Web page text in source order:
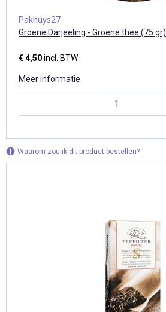
Pakhuys27
Groene Darjeeling - Groene thee (75 gr)
€ 4,50incl. BTW
Meer informatie
Waarom zou ik dit product bestellen?